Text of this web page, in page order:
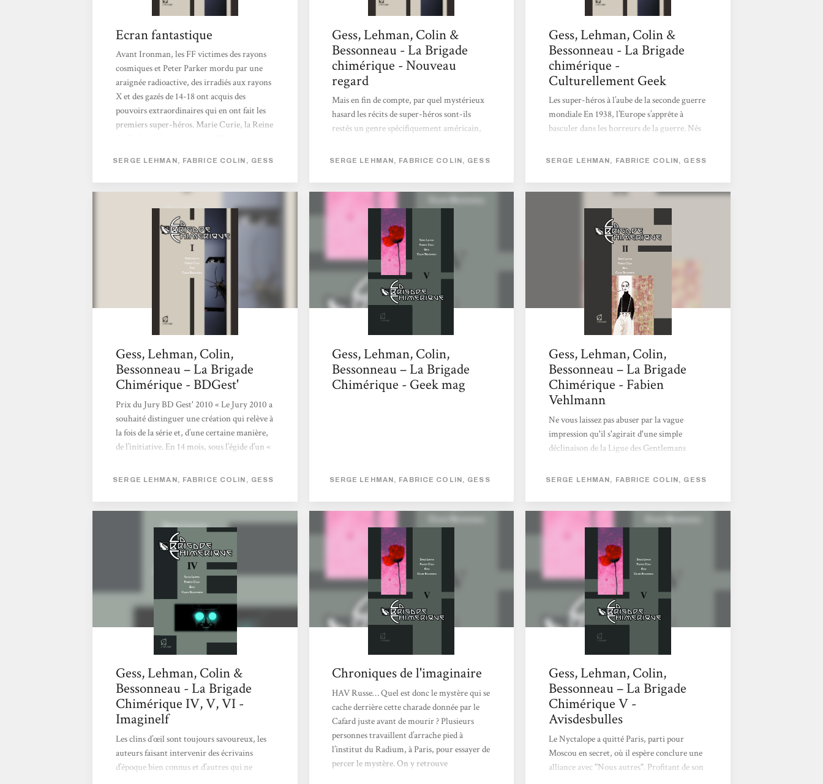
Ecran fantastique
Avant Ironman, les FF victimes des rayons
cosmiques et Peter Parker mordu par une
araignée radioactive, des irradiés aux rayons
X et des gazés de 14-18 ont acquis des
pouvoirs extraordinaires qui en ont fait les
premiers super-héros. Marie Curie, la Reine
Nyctalope se déclare seul protecteur de
Paris, sa fille Irène et son mari Frédéric
Joliot reprennent le flambeau tout en
s'alliant aux surhommes en armure de Nous
Autres, le groupe moscovite dirigé par le
Grand Frère. Ils s'opposent aux projets du
sinistre Docteur M, redoutable...
SERGE LEHMAN, FABRICE COLIN, GESS
Gess, Lehman, Colin &
Bessonneau - La Brigade
chimérique - Nouveau
regard
Mais en fin de compte, par quel mystérieux
hasard les récits de super-héros sont-ils
restés un genre spécifiquement américain,
fertile des deux côtés de l’Atlantique ? Les
enfin une réponse convaincante à ce
scène des super-héros issus de la littérature
française, et en expliquant pourquoi ils ont
disparu à l’issue de la Deuxième Guerre
Mondiale. Un tour de force ! Nouveau
regard
SERGE LEHMAN, FABRICE COLIN, GESS
Gess, Lehman, Colin &
Bessonneau - La Brigade
chimérique -
Culturellement Geek
Les super-héros à l’aube de la seconde guerre
mondiale En 1938, l’Europe s’apprête à
basculer dans les horreurs de la guerre. Nés
victimes de bombardements expérimentaux
devenus la principale force politique
européenne. En France, Saint-Clair, dit Le
londonien, est le protecteur officiel de Paris,
désigné dans des circonstances nébuleuses
par la légendaire Marie Curie, fondatrice de
SERGE LEHMAN, FABRICE COLIN, GESS
Gess, Lehman, Colin,
Bessonneau – La Brigade
Chimérique - BDGest'
Prix du Jury BD Gest' 2010 « Le Jury 2010 a
souhaité distinguer une création qui relève à
la fois de la série et, d’une certaine manière,
de l’initiative. En 14 mois, sous l’égide d’un «
remarquables qui construisent son identité,
Gess ont proposé un récit complet, composé
sur le continent européen au cours d’une
période trouble. La conclusion de l’article
SERGE LEHMAN, FABRICE COLIN, GESS
Gess, Lehman, Colin,
Bessonneau – La Brigade
Chimérique - Geek mag
SERGE LEHMAN, FABRICE COLIN, GESS
Gess, Lehman, Colin,
Bessonneau – La Brigade
Chimérique - Fabien
Vehlmann
Ne vous laissez pas abuser par la vague
impression qu'il s'agirait d'une simple
déclinaison de la Ligue des Gentlemans
original et tout bonnement génial : on y
disparu d'Europe aux alentours de la 2nde
Guerre Mondiale... alors même qu'ils
auraient pu connaître le même destin
glorieux que leurs cousins américains
(Spiderman, Superman et autres Batman).
Les deux scénaristes (Serge Lehman et
Fabrice Colin) nous font donc découvrir une
magnifique galerie de héros et de méchants
puisés dans la littérature fantastique...
SERGE LEHMAN, FABRICE COLIN, GESS
Gess, Lehman, Colin &
Bessonneau - La Brigade
Chimérique IV, V, VI -
Imaginelf
Les clins d’œil sont toujours savoureux, les
auteurs faisant intervenir des écrivains
d’époque bien connus et d’autres qui ne
Chroniques de l'imaginaire
HAV Russe… Quel est donc le mystère qui se
cache derrière cette charade donnée par le
Cafard juste avant de mourir ? Plusieurs
personnes travaillent d’arrache pied à
l’institut du Radium, à Paris, pour essayer de
percer le mystère. On y retrouve
Gess, Lehman, Colin,
Bessonneau – La Brigade
Chimérique V -
Avisdesbulles
Le Nyctalope a quitté Paris, parti pour
Moscou en secret, où il espère conclure une
alliance avec "Nous autres". Profitant de son